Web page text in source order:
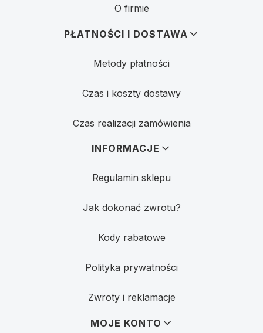
O firmie
PŁATNOŚCI I DOSTAWA
Metody płatności
Czas i koszty dostawy
Czas realizacji zamówienia
INFORMACJE
Regulamin sklepu
Jak dokonać zwrotu?
Kody rabatowe
Polityka prywatności
Zwroty i reklamacje
MOJE KONTO